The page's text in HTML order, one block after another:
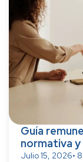
Guía
normativa
Julio 15, 2026•